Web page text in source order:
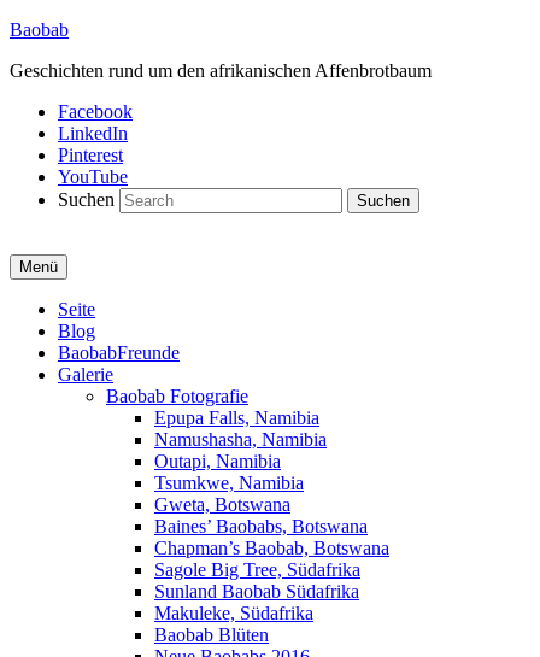
Baobab
Geschichten rund um den afrikanischen Affenbrotbaum
Facebook
LinkedIn
Pinterest
YouTube
Suchen
Menü
Primäres
Menü
Seite
Blog
BaobabFreunde
Galerie
Baobab Fotografie
Epupa Falls, Namibia
Namushasha, Namibia
Outapi, Namibia
Tsumkwe, Namibia
Gweta, Botswana
Baines’ Baobabs, Botswana
Chapman’s Baobab, Botswana
Sagole Big Tree, Südafrika
Sunland Baobab Südafrika
Makuleke, Südafrika
Baobab Blüten